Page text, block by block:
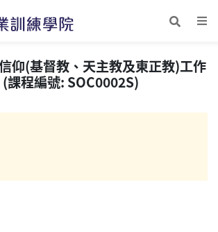
仰(基督教、天主教及東正教)工作
課程編號: SOC0002S)